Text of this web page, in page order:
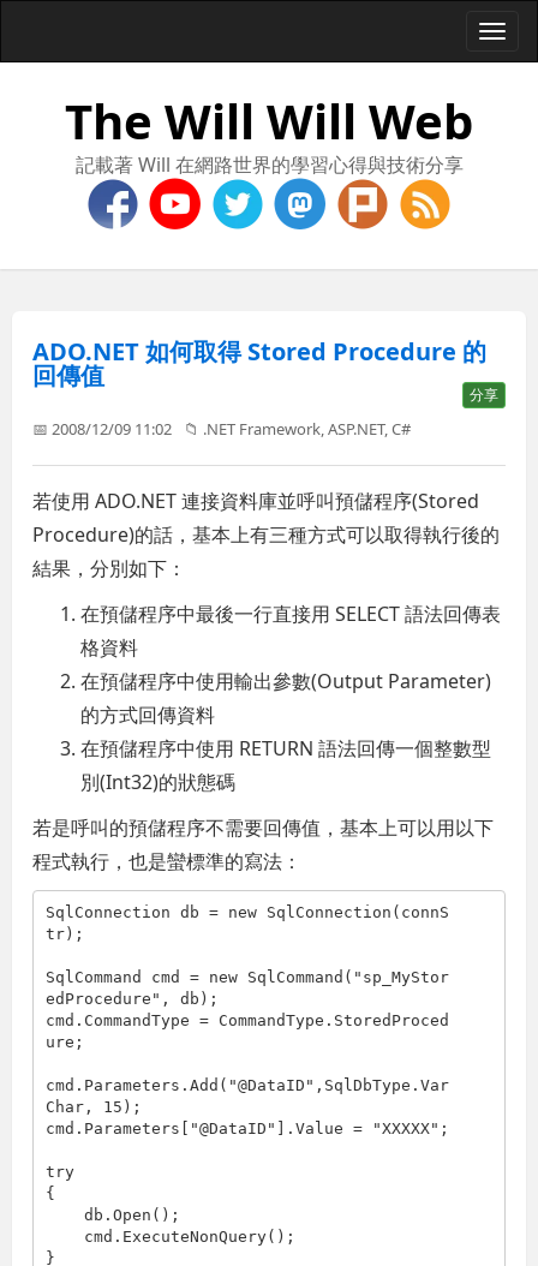
The Will Will Web
記載著 Will 在網路世界的學習心得與技術分享
ADO.NET 如何取得 Stored Procedure 的
回傳值
分享
📅 2008/12/09 11:02 📁 .NET Framework ,ASP.NET,C#
若使用 ADO.NET 連接資料庫並呼叫預儲程序(Stored
Procedure)的話，基本上有三種方式可以取得執行後的
結果，分別如下：
在預儲程序中最後一行直接用 SELECT 語法回傳表
格資料
在預儲程序中使用輸出參數(Output Parameter)
的方式回傳資料
在預儲程序中使用 RETURN 語法回傳一個整數型
別(Int32)的狀態碼
若是呼叫的預儲程序不需要回傳值，基本上可以用以下
程式執行，也是蠻標準的寫法：
SqlConnection db = new SqlConnection(connS
tr);
SqlCommand cmd = new SqlCommand( "sp_MyStor
edProcedure" , db);
cmd.CommandType = CommandType.StoredProced
ure;
cmd.Parameters.Add( "@DataID" ,SqlDbType.Var
Char, 15);
cmd.Parameters[
"@DataID" ].Value = "XXXXX" ;
try
{
}